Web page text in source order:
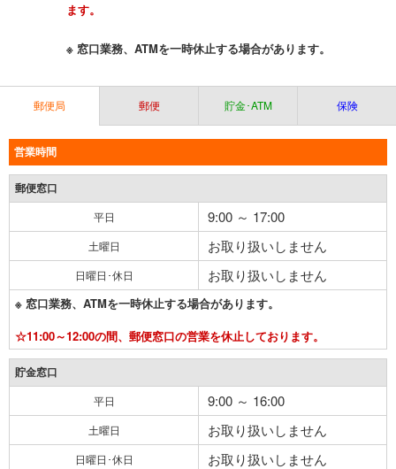
ます。
※ 窓口業務、ATMを一時休止する場合があります。
郵便局 郵便 貯金･ATM 保険
営業時間
郵便窓口
平日 9:00 ～ 17:00
土曜日 お取り扱いしません
日曜日･休日 お取り扱いしません
※ 窓口業務、ATMを一時休止する場合があります。
☆11:00～12:00の間、郵便窓口の営業を休止しております。
貯金窓口
平日 9:00 ～ 16:00
土曜日 お取り扱いしません
日曜日･休日 お取り扱いしません